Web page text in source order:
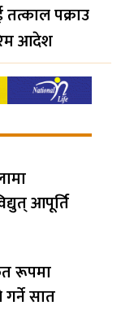
पक्राउ
आदेश
आपूर्ति
रूपमा
गर्ने सात